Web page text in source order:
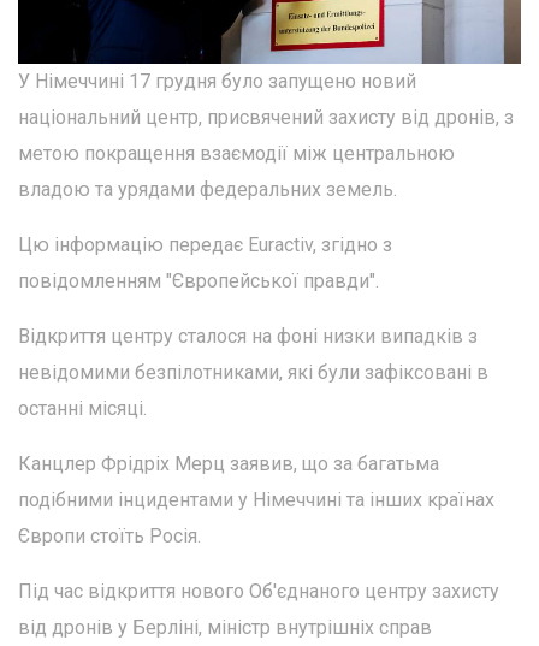
У Німеччині 17 грудня було запущено новий
національний центр, присвячений захисту від дронів, з
метою покращення взаємодії між центральною
владою та урядами федеральних земель.
Цю інформацію передає Euractiv, згідно з
повідомленням "Європейської правди".
Відкриття центру сталося на фоні низки випадків з
невідомими безпілотниками, які були зафіксовані в
останні місяці.
Канцлер Фрідріх Мерц заявив, що за багатьма
подібними інцидентами у Німеччині та інших країнах
Європи стоїть Росія.
Під час відкриття нового Об'єднаного центру захисту
від дронів у Берліні, міністр внутрішніх справ